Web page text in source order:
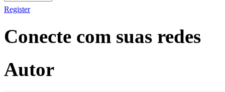
Register
Conecte com suas redes
Autor